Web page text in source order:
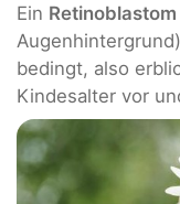
Ein Retinoblastom
bedingt, also
Kindesalter vor